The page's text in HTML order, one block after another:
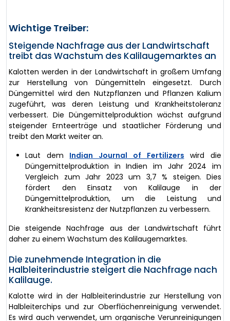
Wichtige Treiber:
Steigende Nachfrage aus der Landwirtschaft
treibt das Wachstum des Kalilaugemarktes an
Kalotten werden in der Landwirtschaft in großem Umfang
zur Herstellung von Düngemitteln eingesetzt. Durch
Düngemittel wird den Nutzpflanzen und Pflanzen Kalium
zugeführt, was deren Leistung und Krankheitstoleranz
verbessert. Die Düngemittelproduktion wächst aufgrund
steigender Ernteerträge und staatlicher Förderung und
treibt den Markt weiter an.
Laut dem Indian Journal of Fertilizers wird die
Düngemittelproduktion in Indien im Jahr 2024 im
Vergleich zum Jahr 2023 um 3,7 % steigen. Dies
fördert den Einsatz von Kalilauge in der
Düngemittelproduktion, um die Leistung und
Krankheitsresistenz der Nutzpflanzen zu verbessern.
Die steigende Nachfrage aus der Landwirtschaft führt
daher zu einem Wachstum des Kalilaugemarktes.
Die zunehmende Integration in die
Halbleiterindustrie steigert die Nachfrage nach
Kalilauge.
Kalotte wird in der Halbleiterindustrie zur Herstellung von
Halbleiterchips und zur Oberflächenreinigung verwendet.
Es wird auch verwendet, um organische Verunreinigungen